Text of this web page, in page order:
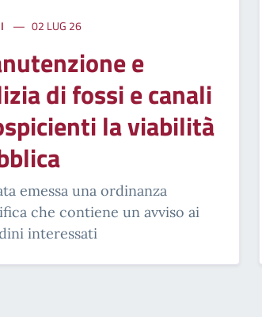
02 LUG 26
e
di fossi e canali
la viabilità
emessa una ordinanza
che contiene un avviso ai
interessati